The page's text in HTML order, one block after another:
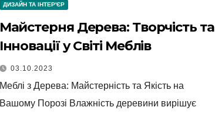
ДИЗАЙН ТА ІНТЕР'ЄР
Майстерня Дерева: Творчість та
Інновації у Світі Меблів
03.10.2023
Меблі з Дерева: Майстерність та Якість на
Вашому Порозі Влажність деревини вирішує